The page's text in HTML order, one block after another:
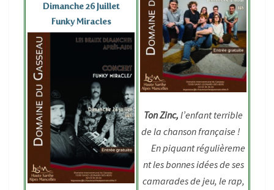
Dimanche 26 Juillet
Funky Miracles
Ton Zinc, l’enfant terrible
de la chanson française !
En piquant régulièreme
nt les bonnes idées de ses
camarades de jeu, le rap,